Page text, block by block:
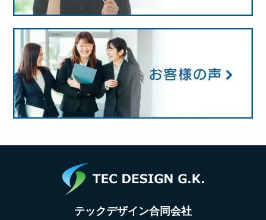
テックデザイン合同会社